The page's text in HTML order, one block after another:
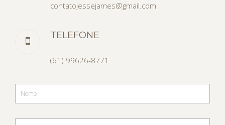
contatojessejames@gmail.com
TELEFONE
(61) 99626-8771